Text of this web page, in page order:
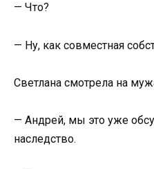
— Что?
— Ну, как совместная
Светлана смотрела на
— Андрей, мы это уже
наследство.